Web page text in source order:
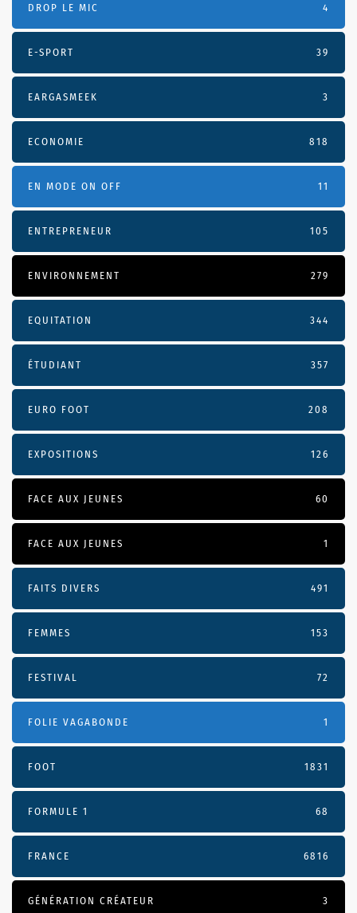
DROP LE MIC 4
E-SPORT 39
EARGASMEEK 3
ECONOMIE 818
EN MODE ON OFF 11
ENTREPRENEUR 105
ENVIRONNEMENT 279
EQUITATION 344
ÉTUDIANT 357
EURO FOOT 208
EXPOSITIONS 126
FACE AUX JEUNES 60
FACE AUX JEUNES 1
FAITS DIVERS 491
FEMMES 153
FESTIVAL 72
FOLIE VAGABONDE 1
FOOT 1831
FORMULE 1 68
FRANCE 6816
GÉNÉRATION CRÉATEUR 3